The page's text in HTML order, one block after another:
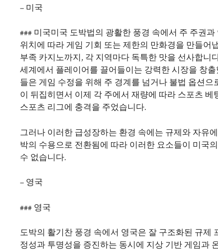
– 미국
### 미국미국 도박법의 광활한 풍경 속에서 주 주권
위치에 따라 게임 기회 또는 제한의 만화경을 만들
부족 카지노까지, 각 지역마다 독특한 맛을 선사합니
세계에서 플레이어를 끌어들이는 강력한 시장을 창
들은 게임 수정을 위해 주 경계를 넘거나 불법 옵션으
이 뒤집히면서 이제 각 주에서 재량에 따라 스포츠
스포츠 리그에 충격을 주었습니다.
그러나 이러한 급성장하는 환경 속에는 규제와 자유
박의 수용으로 전환됨에 따라 이러한 요소들이 미국
수 없습니다.
– 영국
### 영국
도박의 활기찬 풍경 속에서 영국은 잘 구조화된 규제
정성과 투명성을 증진하는 동시에 지상 기반 게임과